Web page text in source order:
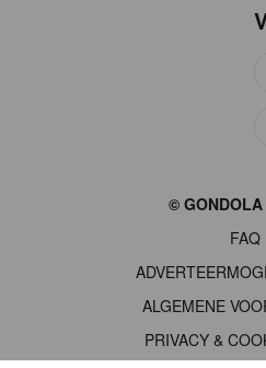
© GONDOLA
FAQ
ALGEMENE
PRIVACY &